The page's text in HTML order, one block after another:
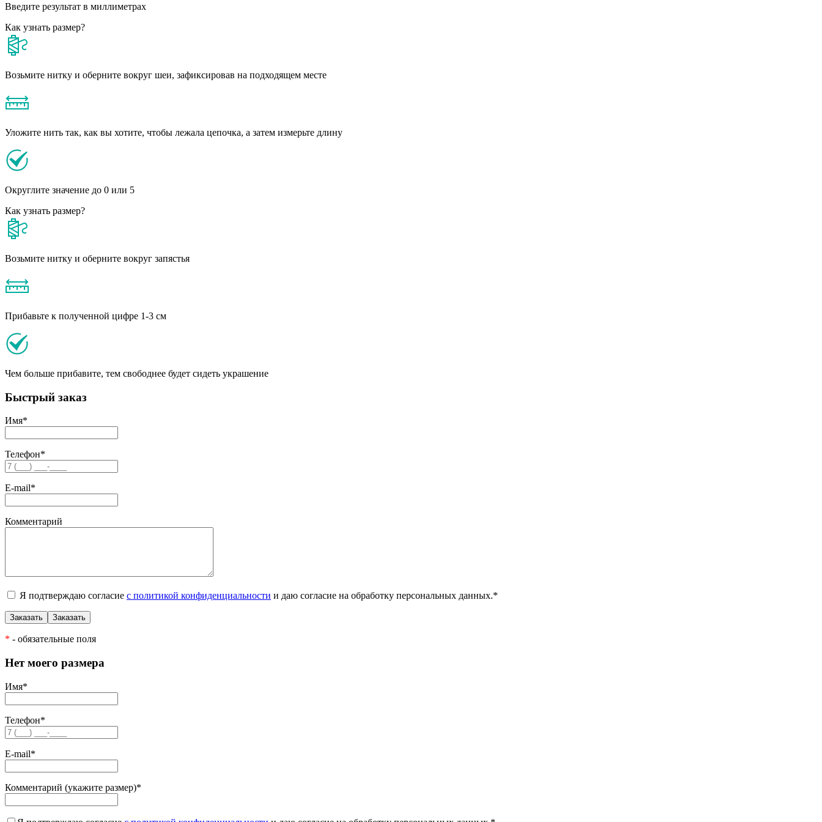
Введите результат в миллиметрах
Как узнать размер?
Возьмите нитку и оберните вокруг шеи, зафиксировав на подходящем месте
Уложите нить так, как вы хотите, чтобы лежала цепочка, а затем измерьте длину
Округлите значение до 0 или 5
Как узнать размер?
Возьмите нитку и оберните вокруг запястья
Прибавьте к полученной цифре 1-3 см
Чем больше прибавите, тем свободнее будет сидеть украшение
Быстрый заказ
Имя*
Телефон*
E-mail*
Комментарий
Я подтверждаю согласие с политикой конфиденциальности и даю согласие на обработку персональных данных.*
* - обязательные поля
Нет моего размера
Имя*
Телефон*
E-mail*
Комментарий (укажите размер)*